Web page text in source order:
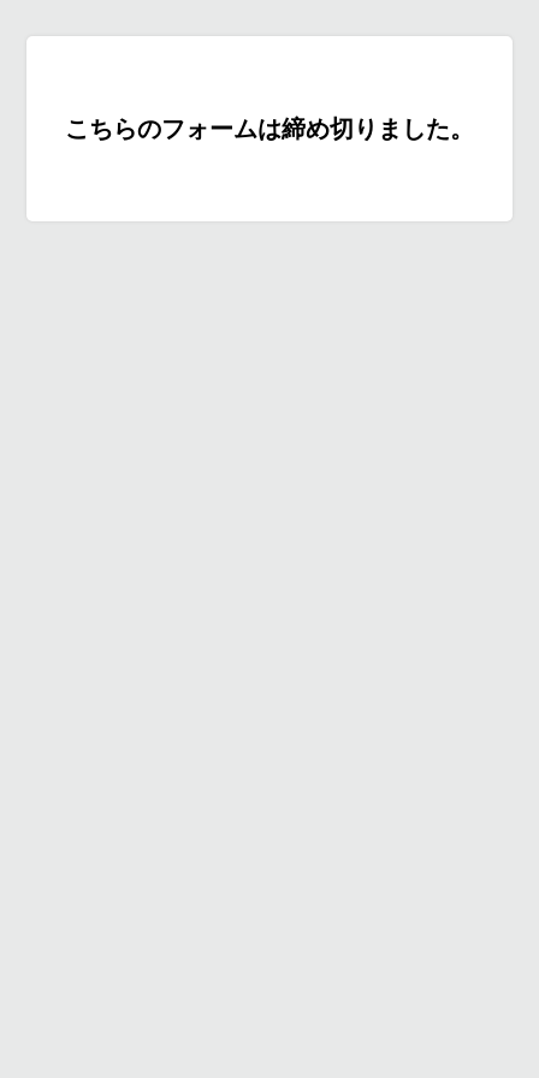
こちらのフォームは締め切りました。